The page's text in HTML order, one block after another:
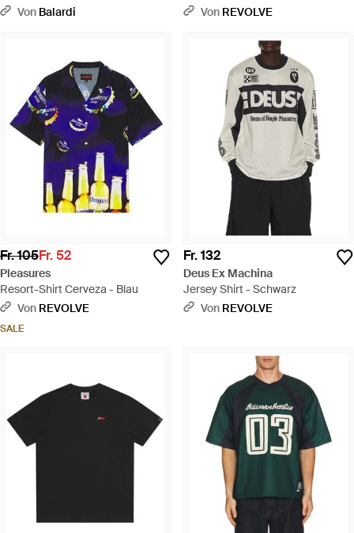
Von Balardi
Von REVOLVE
Fr. 105Fr. 52
Pleasures
Resort-Shirt Cerveza - Blau
Von REVOLVE
SALE
Fr. 132
Deus Ex Machina
Jersey Shirt - Schwarz
Von REVOLVE